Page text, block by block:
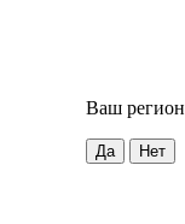
Ваш регион